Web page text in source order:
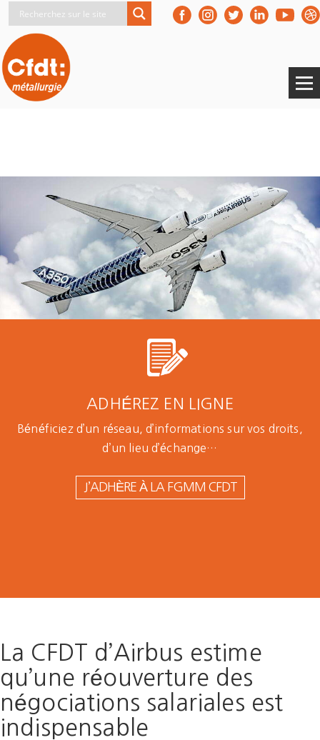
ADHÉREZ EN LIGNE
Bénéficiez d’un réseau, d’informations sur vos droits,
d’un lieu d’échange…
J’ADHÈRE À LA FGMM CFDT
La CFDT d’Airbus estime
qu’une réouverture des
négociations salariales est
indispensable